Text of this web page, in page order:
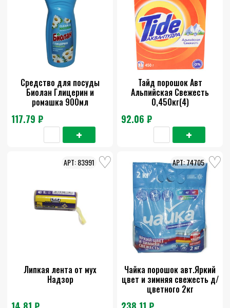
Средство для посуды
Биолан Глицерин и
ромашка 900мл
117.79 ₽
Тайд порошок Авт
Альпийская Cвежесть
0,450кг(4)
92.06 ₽
Липкая лента от мух
Надзор
83991
Чайка порошок авт.Яркий
цвет и зимняя свежесть д/
цветного 2кг
74705